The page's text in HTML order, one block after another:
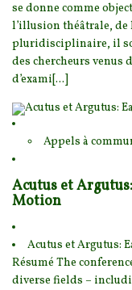
se donne comme
l’illusion théâtrale, de
pluridisciplinaire, il
des chercheurs venus
d’exami[...]
Appels à
Acutus et
Motion
Acutus et Argutus:
Résumé The
diverse fields –